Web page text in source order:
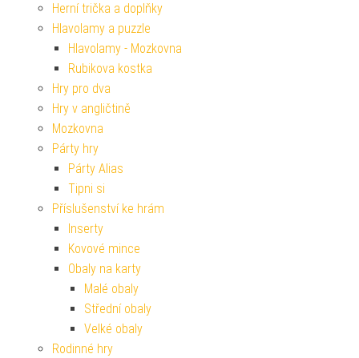
Herní trička a doplňky
Hlavolamy a puzzle
Hlavolamy - Mozkovna
Rubikova kostka
Hry pro dva
Hry v angličtině
Mozkovna
Párty hry
Párty Alias
Tipni si
Příslušenství ke hrám
Inserty
Kovové mince
Obaly na karty
Malé obaly
Střední obaly
Velké obaly
Rodinné hry